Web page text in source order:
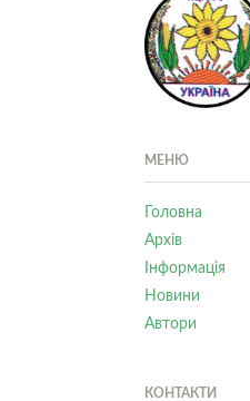
МЕНЮ
Головна
Архів
Інформація
Новини
Автори
КОНТАКТИ